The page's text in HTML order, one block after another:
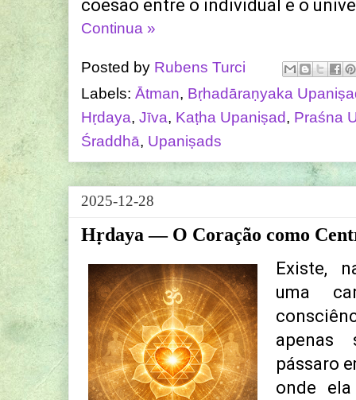
coesão entre o individual e o
Continua »
Posted by Rubens Turci
Labels: Ātman, Bṛhadāraṇyaka
Hṛdaya, Jīva, Kaṭha Upaniṣad, Praśna
Śraddhā, Upaniṣads
2025-12-28
Hṛdaya — O Coração como
Existe,
uma
apenas
pássaro
onde